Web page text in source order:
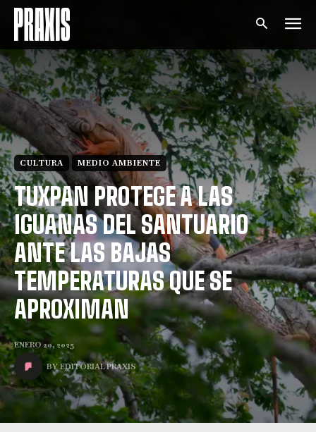
CULTURA MEDIO AMBIENTE
TUXPAN PROTEGE A LAS
IGUANAS DEL SANTUARIO
ANTE LAS BAJAS
TEMPERATURAS QUE SE
APROXIMAN
ENERO 20, 2025
BY EDITORIAL PRAXIS